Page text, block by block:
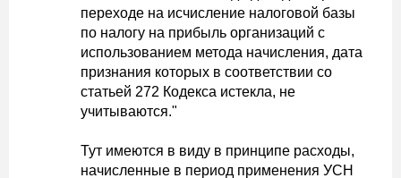
переходе на исчисление налоговой базы
по налогу на прибыль организаций с
использованием метода начисления, дата
признания которых в соответствии со
статьей 272 Кодекса истекла, не
учитываются."
Тут имеются в виду в принципе расходы,
начисленные в период применения УСН